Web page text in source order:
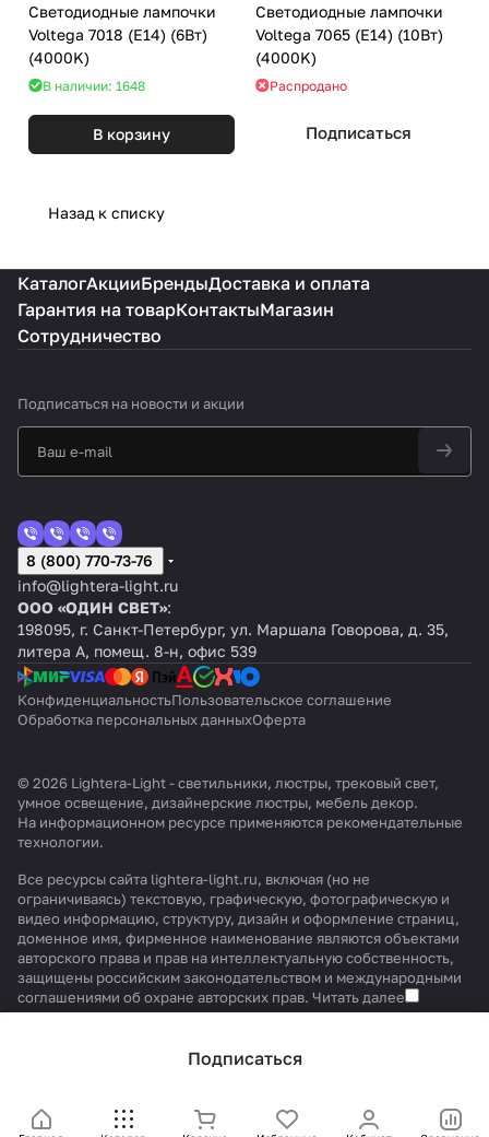
Светодиодные лампочки
Voltega 7018 (E14) (6Вт)
(4000K)
В наличии: 1648
В корзину
Светодиодные лампочки
Voltega 7065 (E14) (10Вт)
(4000K)
Распродано
Подписаться
Назад к списку
Подписаться
КаталогАкцииБрендыДоставка и оплата
Гарантия на товарКонтактыМагазин
Сотрудничество
Подписаться на новости и акции
8 (800) 770-73-76
info@lightera-light.ru
ООО «ОДИН СВЕТ»:
198095, г. Санкт-Петербург, ул. Маршала Говорова, д. 35,
литера А, помещ. 8-н, офис 539
КонфиденциальностьПользовательское соглашение
Обработка персональных данныхОферта
© 2026 Lightera-Light - светильники, люстры, трековый свет,
умное освещение, дизайнерские люстры, мебель декор.
На информационном ресурсе применяются рекомендательные
технологии.
Все ресурсы сайта lightera-light.ru, включая (но не
ограничиваясь) текстовую, графическую, фотографическую и
видео информацию, структуру, дизайн и оформление страниц,
доменное имя, фирменное наименование являются объектами
авторского права и прав на интеллектуальную собственность,
защищены российским законодательством и международными
соглашениями об охране авторских прав. Читать далее